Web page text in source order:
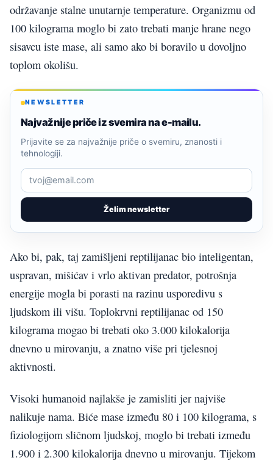
održavanje stalne unutarnje temperature. Organizmu od
100 kilograma moglo bi zato trebati manje hrane nego
sisavcu iste mase, ali samo ako bi boravilo u dovoljno
toplom okolišu.
NEWSLETTER
Najvažnije priče iz svemira na e-mailu.
Želim newsletter
Prijavite se za najvažnije priče o svemiru, znanosti i
tehnologiji.
Ako bi, pak, taj zamišljeni reptilijanac bio inteligentan,
uspravan, mišićav i vrlo aktivan predator, potrošnja
energije mogla bi porasti na razinu usporedivu s
ljudskom ili višu. Toplokrvni reptilijanac od 150
kilograma mogao bi trebati oko 3.000 kilokalorija
dnevno u mirovanju, a znatno više pri tjelesnoj
aktivnosti.
Visoki humanoid najlakše je zamisliti jer najviše
nalikuje nama. Biće mase između 80 i 100 kilograma, s
fiziologijom sličnom ljudskoj, moglo bi trebati između
1.900 i 2.300 kilokalorija dnevno u mirovanju. Tijekom